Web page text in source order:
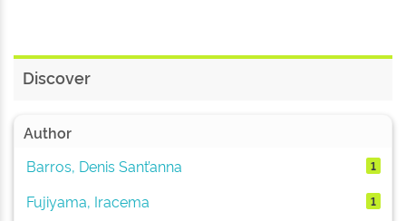
Discover
Author
Barros, Denis Sant’anna
1
Fujiyama, Iracema 1